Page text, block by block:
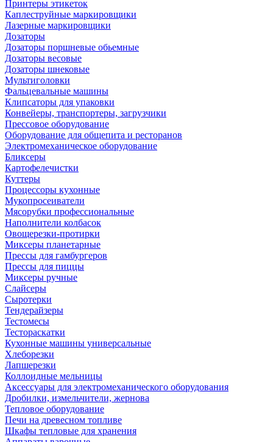
Принтеры этикеток
Каплеструйные маркировщики
Лазерные маркировщики
Дозаторы
Дозаторы поршневые обьемные
Дозаторы весовые
Дозаторы шнековые
Мультиголовки
Фальцевальные машины
Клипсаторы для упаковки
Конвейеры, транспортеры, загрузчики
Прессовое оборудование
Оборудование для общепита и ресторанов
Электромеханическое оборудование
Бликсеры
Картофелечистки
Куттеры
Процессоры кухонные
Мукопросеиватели
Мясорубки профессиональные
Наполнители колбасок
Овощерезки-протирки
Миксеры планетарные
Прессы для гамбургеров
Прессы для пиццы
Миксеры ручные
Слайсеры
Сыротерки
Тендерайзеры
Тестомесы
Тестораскатки
Кухонные машины универсальные
Хлеборезки
Лапшерезки
Коллоидные мельницы
Аксессуары для электромеханического оборудования
Дробилки, измельчители, жернова
Тепловое оборудование
Печи на древесном топливе
Шкафы тепловые для хранения